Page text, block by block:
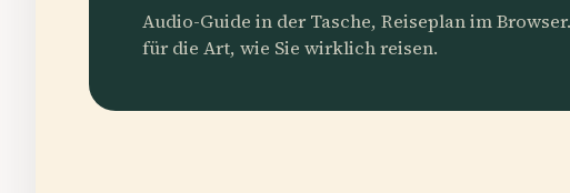
Audio-Guide in der Tasche, Reiseplan im
für die Art, wie Sie wirklich reisen.